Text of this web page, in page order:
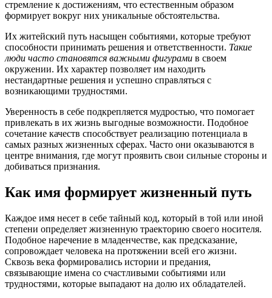
стремление к достижениям, что естественным образом
формирует вокруг них уникальные обстоятельства.
Их житейский путь насыщен событиями, которые требуют
способности принимать решения и ответственности. Такие
люди часто становятся важными фигурами в своем
окружении. Их характер позволяет им находить
нестандартные решения и успешно справляться с
возникающими трудностями.
Уверенность в себе подкрепляется мудростью, что помогает
привлекать в их жизнь выгодные возможности. Подобное
сочетание качеств способствует реализацию потенциала в
самых разных жизненных сферах. Часто они оказываются в
центре внимания, где могут проявить свои сильные стороны и
добиваться признания.
Как имя формирует жизненный путь
Каждое имя несет в себе тайный код, который в той или иной
степени определяет жизненную траекторию своего носителя.
Подобное наречение в младенчестве, как предсказание,
сопровождает человека на протяжении всей его жизни.
Сквозь века формировались истории и предания,
связывающие имена со счастливыми событиями или
трудностями, которые выпадают на долю их обладателей.